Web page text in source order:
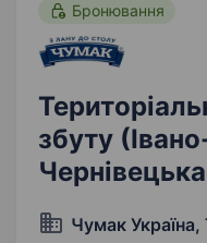
Бронювання
збуту
Чумак